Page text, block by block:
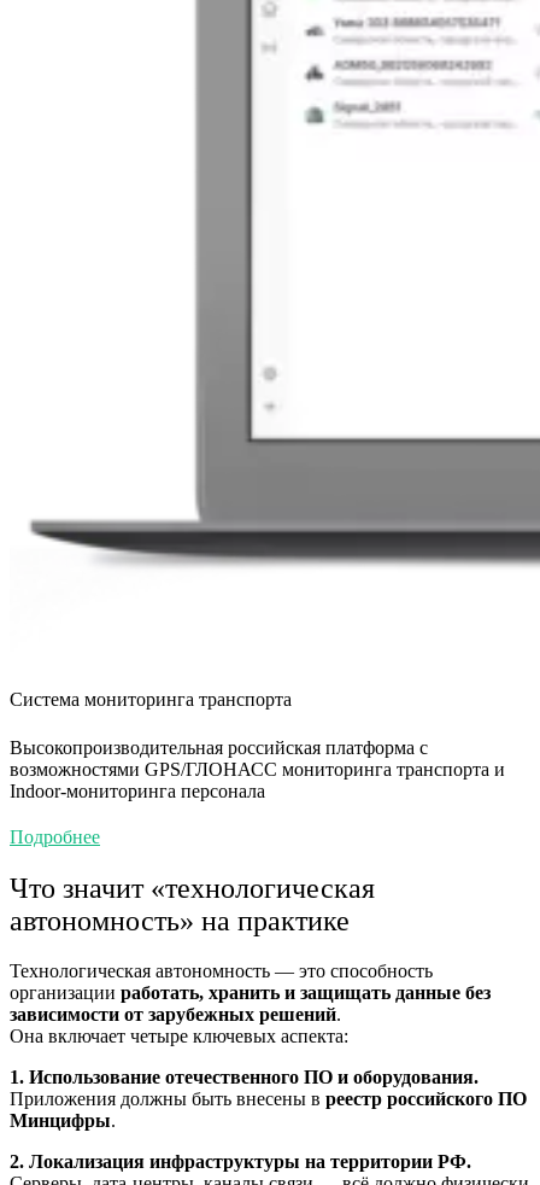
Система мониторинга транспорта
Высокопроизводительная российская платформа с
возможностями GPS/ГЛОНАСС мониторинга транспорта и
Indoor-мониторинга персонала
Подробнее
Что значит «технологическая
автономность» на практике
Технологическая автономность — это способность
организации работать, хранить и защищать данные без
зависимости от зарубежных решений.
Она включает четыре ключевых аспекта:
1. Использование отечественного ПО и оборудования.
Приложения должны быть внесены в реестр российского ПО
Минцифры.
2. Локализация инфраструктуры на территории РФ.